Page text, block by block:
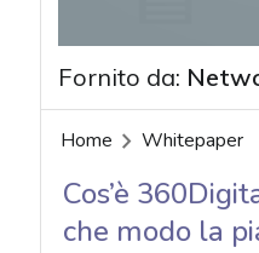
Fornito da:
Home Whitepaper
Cos’è
che modo la